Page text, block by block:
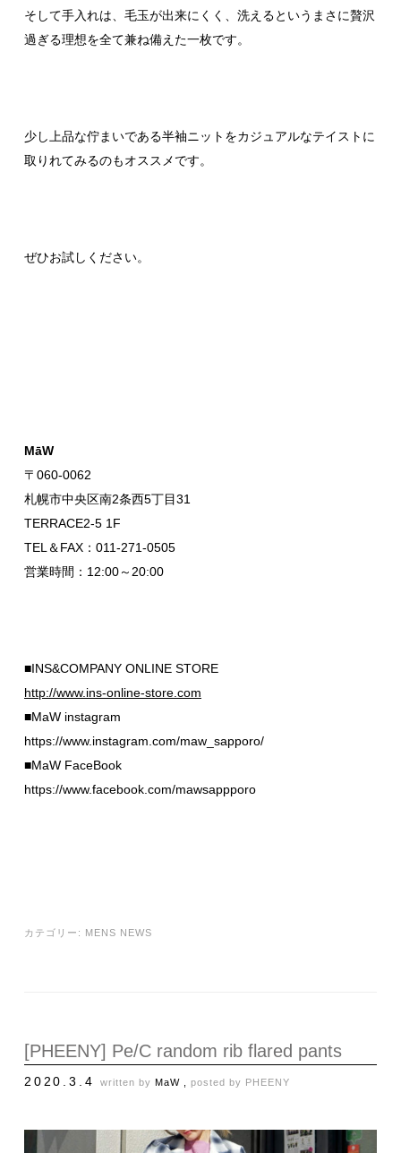
そして手入れは、毛玉が出来にくく、洗えるというまさに贅沢
過ぎる理想を全て兼ね備えた一枚です。
少し上品な佇まいである半袖ニットをカジュアルなテイストに
取りれてみるのもオススメです。
ぜひお試しください。
MāW
〒060-0062
札幌市中央区南2条西5丁目31
TERRACE2-5 1F
TEL＆FAX：011-271-0505
営業時間：12:00～20:00
■INS&COMPANY ONLINE STORE
http://www.ins-online-store.com
■MaW instagram
https://www.instagram.com/maw_sapporo/
■MaW FaceBook
https://www.facebook.com/mawsappporo
カテゴリー: MENS NEWS
[PHEENY] Pe/C random rib flared pants
2020.3.4written by MaW ,posted by PHEENY